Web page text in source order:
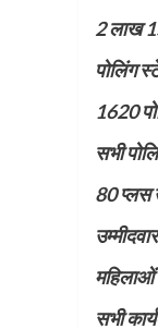
2 लाख
पोलिंग
1620
सभी
80 प्लस
महिलाओं
सभी